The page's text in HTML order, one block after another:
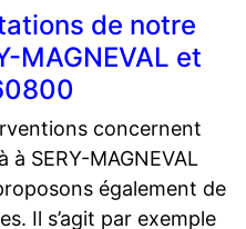
de notre
MAGNEVAL et
concernent
à SERY-MAGNEVAL
également de
Il s’agit par exemple